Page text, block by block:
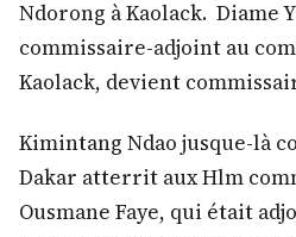
Ndorong à Kaolack. Diame
commissaire-adjoint au
Kaolack, devient
Kimintang Ndao jusque-là
Dakar atterrit aux Hlm
Ousmane Faye, qui était